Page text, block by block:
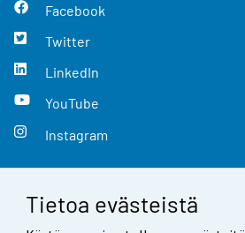
Tietoa evästeistä
Facebook
Twitter
LinkedIn
YouTube
Instagram
Yhteystiedot